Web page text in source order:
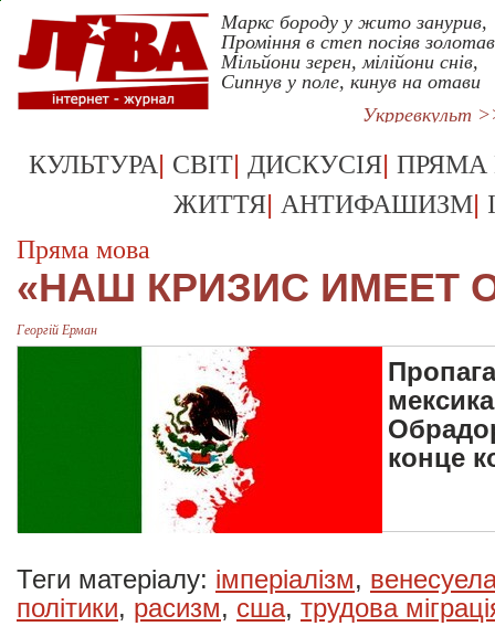
Маркс бороду у жито занурив,
Проміння в степ посіяв
Мільйони зерен, мілійони снів,
Сипнув у поле, кинув на отави
Укрревкульт
КУЛЬТУРА| СВІТ| ДИСКУСІЯ| ПРЯМА
ЖИТТЯ| АНТИФАШИЗМ|
Пряма мова
«НАШ КРИЗИС ИМЕЕТ
Георгій Ерман
конце
Теги матеріалу: імперіалізм,
політики, расизм, сша, трудова